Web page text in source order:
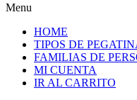
Menu
HOME
TIPOS DE
FAMILIAS DE
MI CUENTA
IR AL CARRITO